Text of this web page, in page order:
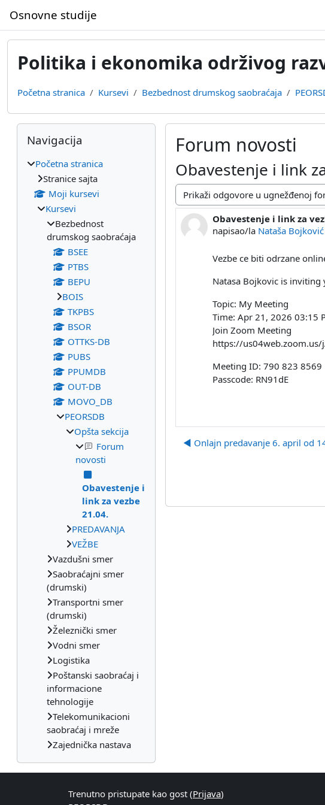
Osnovne studije
Politika i ekonomika održivog
Početna stranica Kursevi Bezbednost drumskog saobraćaja
Forum novosti
Obavestenje i link
Način prikazivanja
Obavestenje i link za
napisao/la Nataša Bojković
Broj odgovora: 0
Vezbe ce biti odrzane
Natasa Bojkovic is
Topic: My Meeting
Time: Apr 21, 2026 03:15
Join Zoom Meeting
https://us04web.zoom.us/
Meeting ID: 790 823 8569
Passcode: RN91dE
◀︎ Onlajn predavanje 6. april od
Blokovi
Preskoči Navigacija
Navigacija
Početna stranica
Stranice sajta
Moji kursevi
Kursevi
Bezbednost
drumskog saobraćaja
BSEE
PTBS
BEPU
BOIS
TKPBS
BSOR
OTTKS-DB
PUBS
PPUMDB
OUT-DB
MOVO_DB
PEORSDB
Opšta sekcija
Forum
novosti
Obavestenje i
link za vezbe
21.04.
PREDAVANJA
VEŽBE
Vazdušni smer
Saobraćajni smer
(drumski)
Transportni smer
(drumski)
Železnički smer
Vodni smer
Logistika
Poštanski saobraćaj i
informacione
tehnologije
Telekomunikacioni
saobraćaj i mreže
Zajednička nastava
Trenutno pristupate kao gost (Prijava)